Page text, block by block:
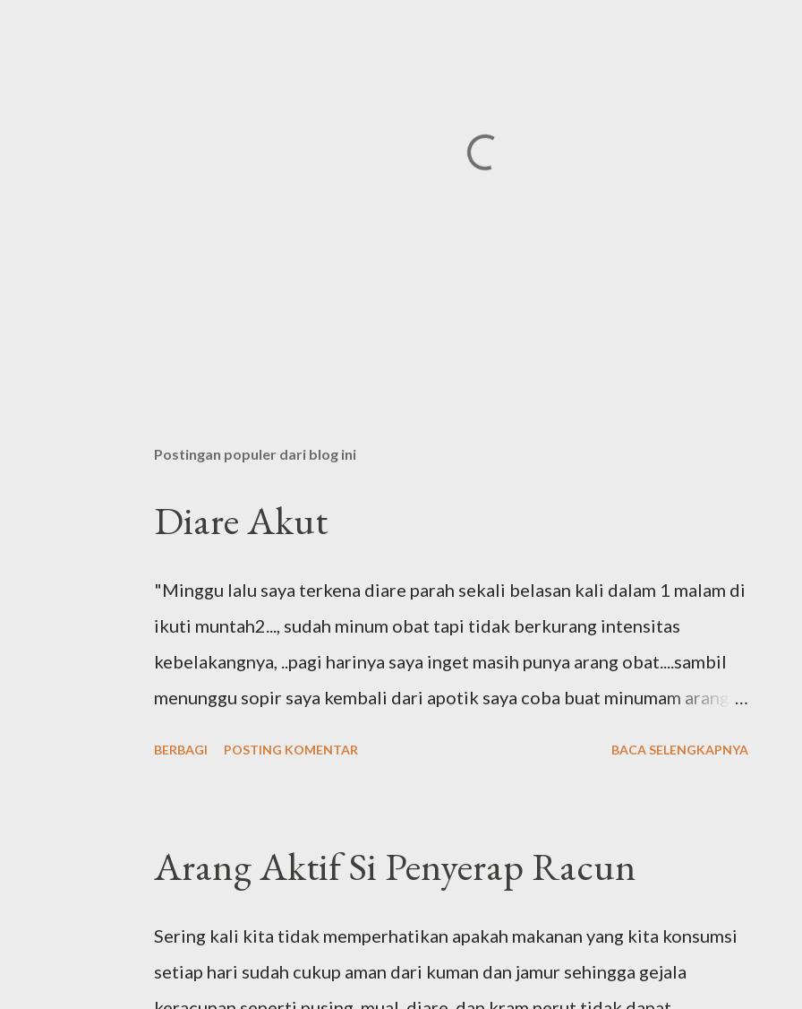
Postingan populer dari blog ini
Diare Akut
"Minggu lalu saya terkena diare parah sekali belasan kali dalam 1 malam di
ikuti muntah2..., sudah minum obat tapi tidak berkurang intensitas
kebelakangnya, ..pagi harinya saya inget masih punya arang obat....sambil
menunggu sopir saya kembali dari apotik saya coba buat minumam arang 1
BERBAGI POSTING KOMENTAR BACA SELENGKAPNYA
Arang Aktif Si Penyerap Racun
Sering kali kita tidak memperhatikan apakah makanan yang kita konsumsi
setiap hari sudah cukup aman dari kuman dan jamur sehingga gejala